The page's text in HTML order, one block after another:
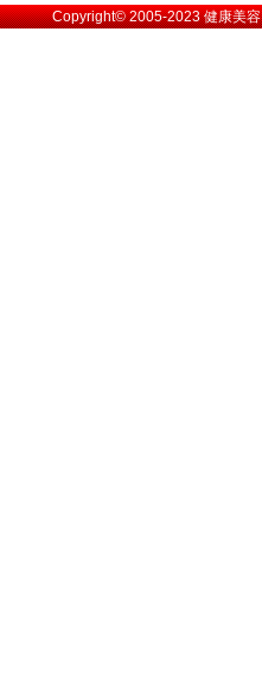
Copyright© 2005-2023健康美